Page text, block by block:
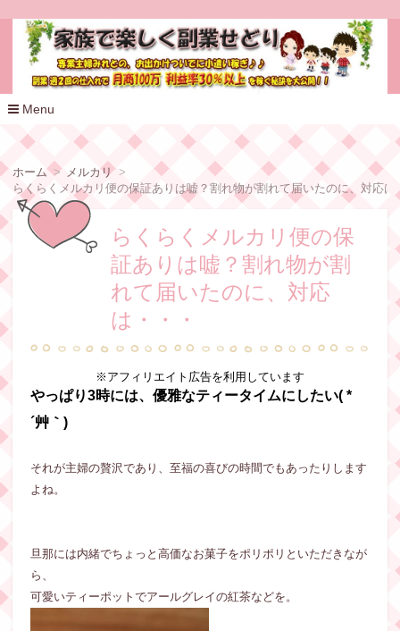
家族で楽しく副業せどり
Menu
テ
ン
移
ホーム
メルカリ
らくらくメルカリ便の保証ありは嘘？割れ物が割れて届いたのに、対応は
らくらくメルカリ便の保
証ありは嘘？割れ物が割
れて届いたのに、対応
は・・・
※アフィリエイト広告を利用しています
やっぱり3時には、優雅なティータイムにしたい( *
´艸｀)
それが主婦の贅沢であり、至福の喜びの時間でもあったりします
よね。
旦那には内緒でちょっと高価なお菓子をポリポリといただきなが
ら、
可愛いティーポットでアールグレイの紅茶などを。